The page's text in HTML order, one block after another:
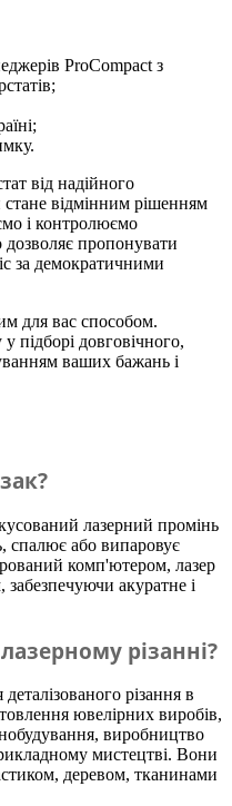
ProCompact з
від надійного
відмінним рішенням
і контролюємо
пропонувати
за демократичними
для вас способом.
підборі довговічного,
ваших бажань і
лазерний промінь
спалює або випаровує
комп'ютером, лазер
акуратне і
різанні?
різання в
ювелірних виробів,
виробництво
мистецтві. Вони
деревом, тканинами